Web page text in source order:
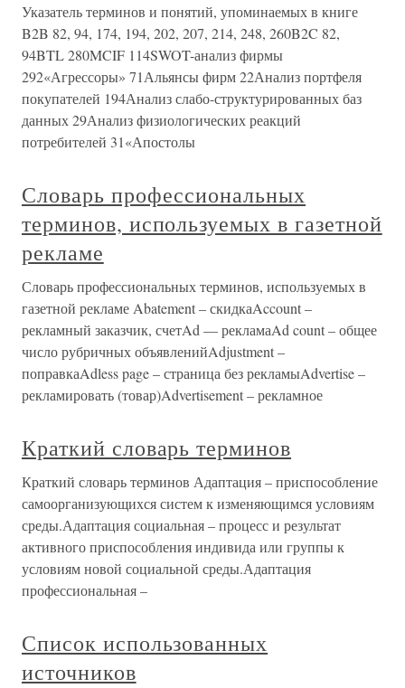
Указатель терминов и понятий, упоминаемых в книге
B2B 82, 94, 174, 194, 202, 207, 214, 248, 260B2C 82,
94BTL 280MCIF 114SWOT-анализ фирмы
292«Агрессоры» 71Альянсы фирм 22Анализ портфеля
покупателей 194Анализ слабо-структурированных баз
данных 29Анализ физиологических реакций
потребителей 31«Апостолы
Словарь профессиональных
терминов, используемых в газетной
рекламе
Словарь профессиональных терминов, используемых в
газетной рекламе Abatement – скидкаAccount –
рекламный заказчик, счетAd — рекламаAd count – общее
число рубричных объявленийAdjustment –
поправкаAdless page – страница без рекламыAdvertise –
рекламировать (товар)Advertisement – рекламное
Краткий словарь терминов
Краткий словарь терминов Адаптация – приспособление
самоорганизующихся систем к изменяющимся условиям
среды.Адаптация социальная – процесс и результат
активного приспособления индивида или группы к
условиям новой социальной среды.Адаптация
профессиональная –
Список использованных
источников